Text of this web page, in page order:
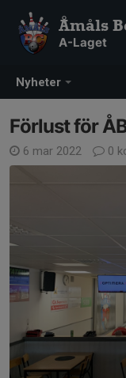
Nyheter
Åmåls
A-Laget
Förlust för
6 mar 2022 0